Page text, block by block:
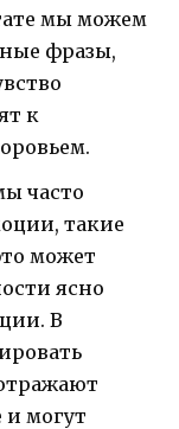
мы можем
фразы,
к
часто
такие
может
ясно
В
и могут